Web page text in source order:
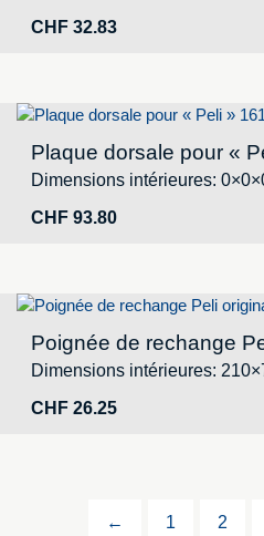
CHF 32.83
Plaque dorsale pour «
Dimensions intérieures:
CHF 93.80
Poignée de rechange
Dimensions intérieures:
CHF 26.25
← 1 2